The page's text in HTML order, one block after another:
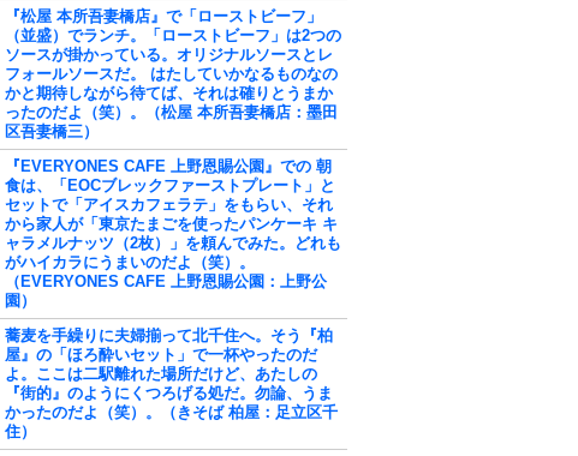
『松屋 本所吾妻橋店』で「ローストビーフ」
（並盛）でランチ。「ローストビーフ」は2つの
ソースが掛かっている。オリジナルソースとレ
フォールソースだ。 はたしていかなるものなの
かと期待しながら待てば、それは確りとうまか
ったのだよ（笑）。（松屋 本所吾妻橋店：墨田
区吾妻橋三）
『EVERYONES CAFE 上野恩賜公園』での 朝
食は、「EOCブレックファーストプレート」と
セットで「アイスカフェラテ」をもらい、それ
から家人が「東京たまごを使ったパンケーキ キ
ャラメルナッツ（2枚）」を頼んでみた。どれも
がハイカラにうまいのだよ（笑）。
（EVERYONES CAFE 上野恩賜公園：上野公
園）
蕎麦を手繰りに夫婦揃って北千住へ。そう『柏
屋』の「ほろ酔いセット」で一杯やったのだ
よ。ここは二駅離れた場所だけど、あたしの
『街的』のようにくつろげる処だ。勿論、うま
かったのだよ（笑）。（きそば 柏屋：足立区千
住）